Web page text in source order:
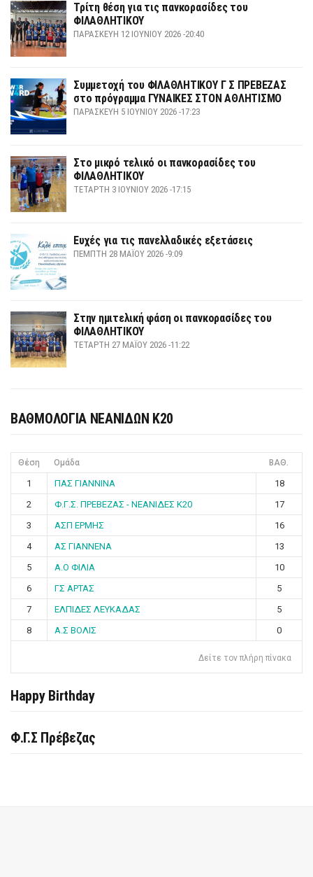
Τρίτη θέση για τις πανκορασίδες του
ΦΙΛΑΘΛΗΤΙΚΟΥ
ΠΑΡΑΣΚΕΥΉ 12 ΙΟΥΝΊΟΥ 2026 -20:40
Συμμετοχή του ΦΙΛΑΘΛΗΤΙΚΟΥ Γ Σ ΠΡΕΒΕΖΑΣ
στο πρόγραμμα ΓΥΝΑΙΚΕΣ ΣΤΟΝ ΑΘΛΗΤΙΣΜΟ
ΠΑΡΑΣΚΕΥΉ 5 ΙΟΥΝΊΟΥ 2026 -17:23
Στο μικρό τελικό οι πανκορασίδες του
ΦΙΛΑΘΛΗΤΙΚΟΥ
ΤΕΤΆΡΤΗ 3 ΙΟΥΝΊΟΥ 2026 -17:15
Ευχές για τις πανελλαδικές εξετάσεις
ΠΈΜΠΤΗ 28 ΜΑΪ́ΟΥ 2026 -9:09
Στην ημιτελική φάση οι πανκορασίδες του
ΦΙΛΑΘΛΗΤΙΚΟΥ
ΤΕΤΆΡΤΗ 27 ΜΑΪ́ΟΥ 2026 -11:22
ΒΑΘΜΟΛΟΓΙΑ ΝΕΑΝΙΔΩΝ Κ20
Θέση Ομάδα ΒΑΘ.
1 ΠΑΣ ΓΙΑΝΝΙΝΑ
18
2
Φ.Γ.Σ. ΠΡΕΒΕΖΑΣ - ΝΕΑΝΙΔΕΣ Κ20
17
3
ΑΣΠ ΕΡΜΗΣ
16
4
ΑΣ ΓΙΑΝΝΕΝΑ
13
5
Α.Ο ΦΙΛΙΑ
10
6
ΓΣ ΑΡΤΑΣ
5
7
ΕΛΠΙΔΕΣ ΛΕΥΚΑΔΑΣ
5
8
Α.Σ ΒΟΛΙΣ 0
Δείτε τον πλήρη πίνακα
Happy Birthday
Φ.Γ.Σ Πρέβεζας